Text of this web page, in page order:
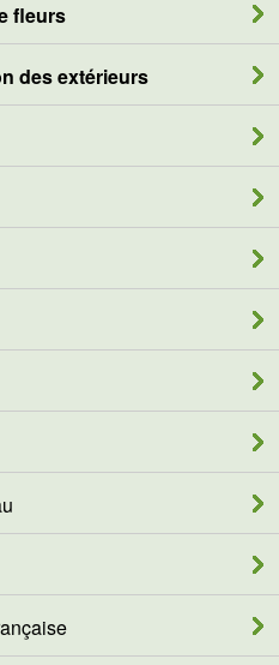
fleurs
des extérieurs